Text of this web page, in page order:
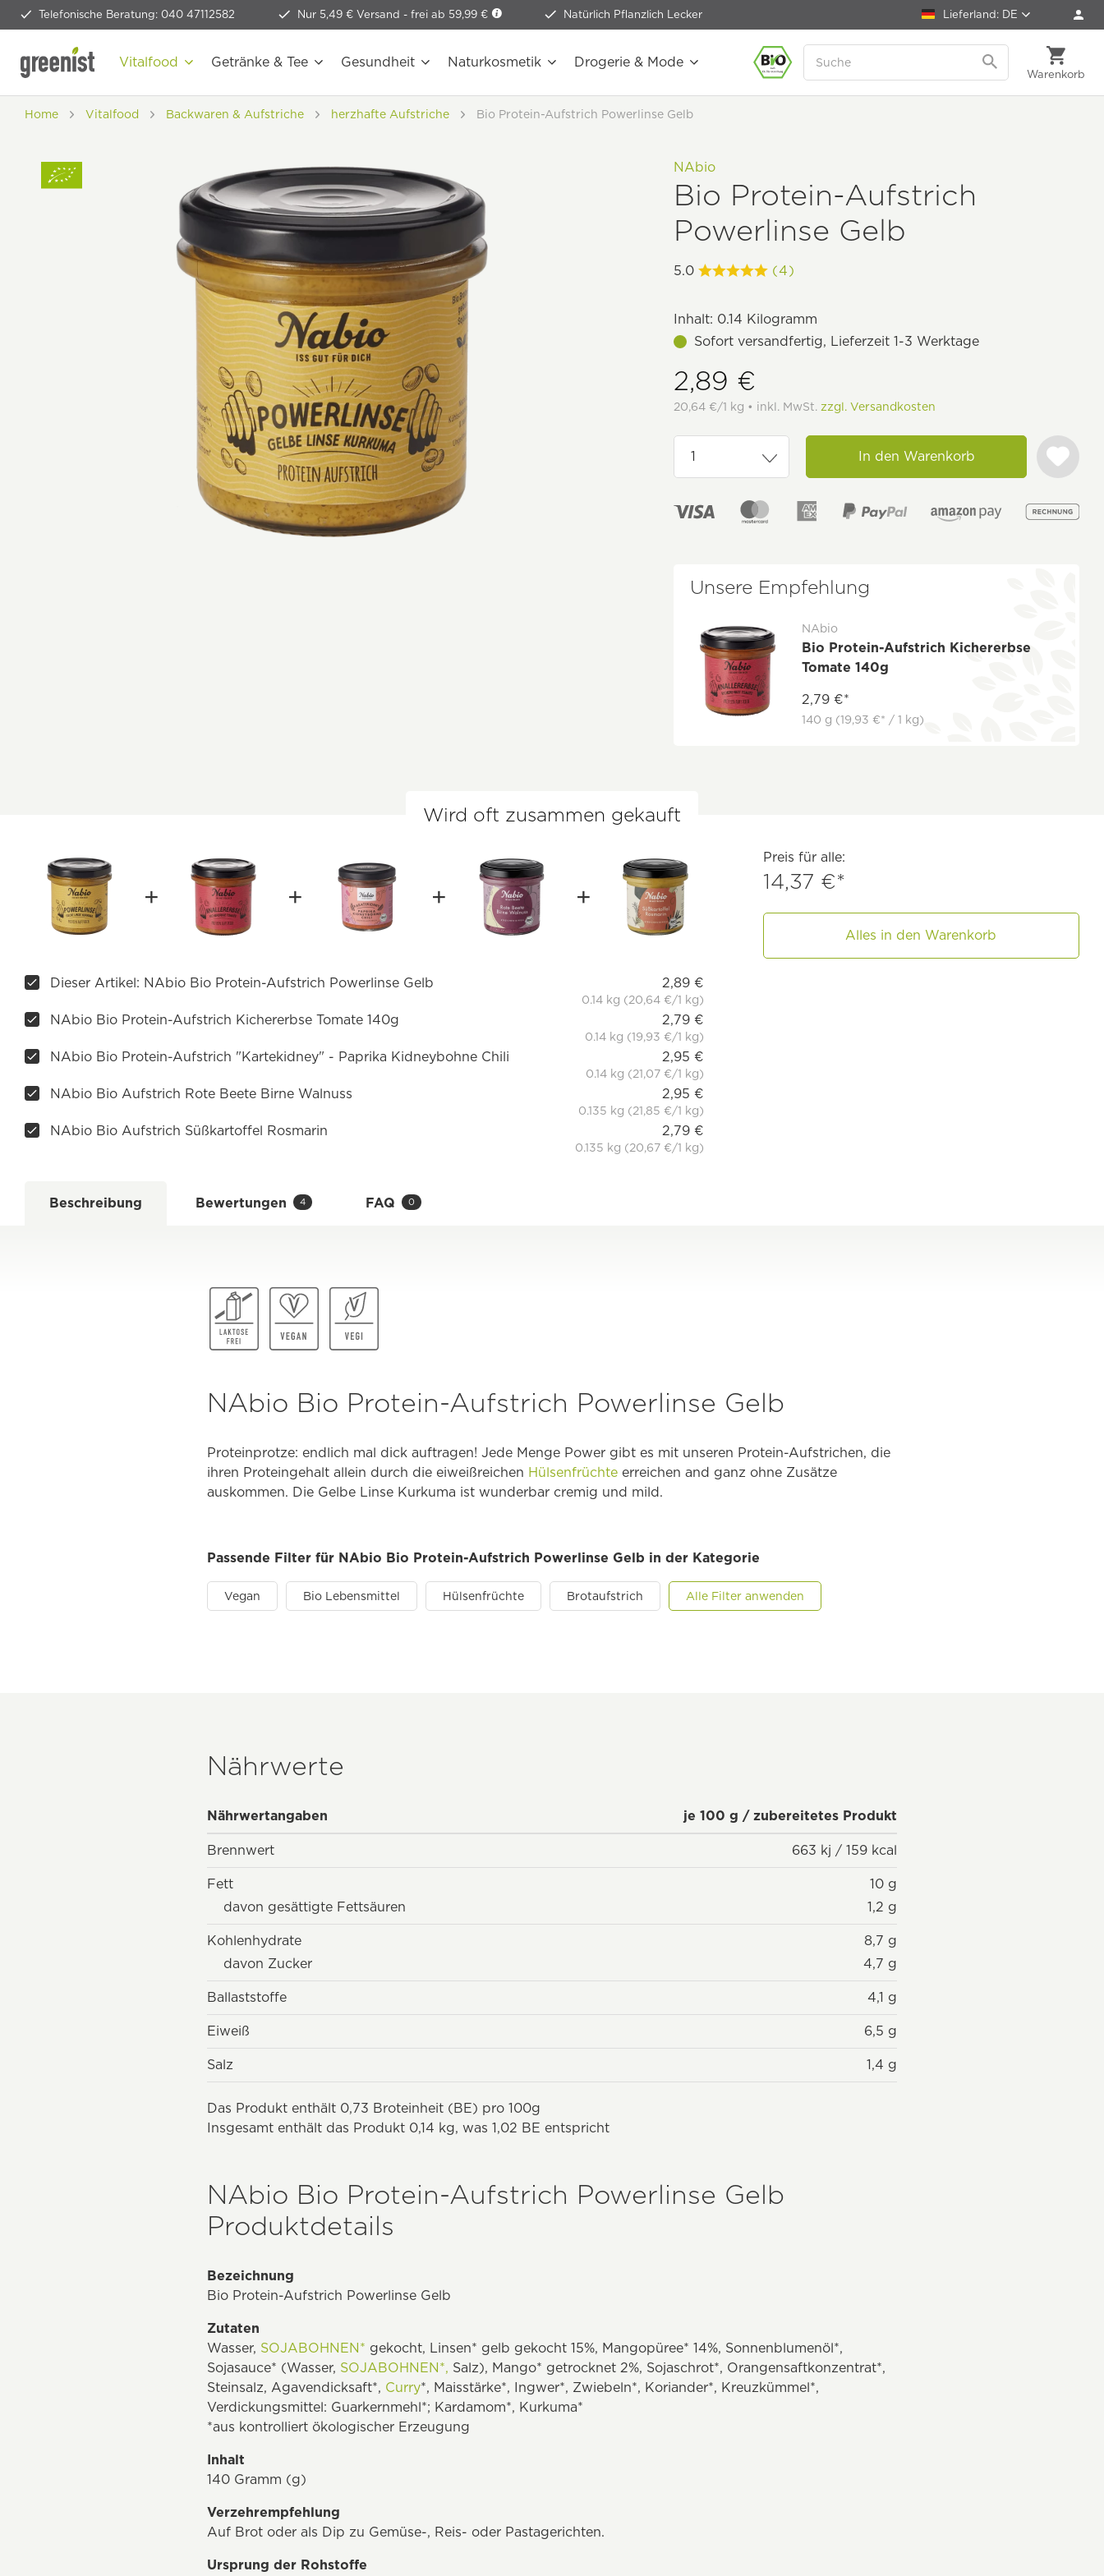
Telefonische Beratung: 040 47112582 Nur 5,49 € Versand - frei ab 59,99 € Natürlich Pflanzlich Lecker Lieferland: DE
Warenkorb
Vitalfood Getränke & Tee Gesundheit Naturkosmetik Drogerie & Mode
Home Vitalfood Backwaren & Aufstriche herzhafte Aufstriche Bio Protein-Aufstrich Powerlinse Gelb
NAbio
Bio Protein-Aufstrich
Powerlinse Gelb
5.0 (4)
Inhalt: 0.14 Kilogramm
Sofort versandfertig, Lieferzeit 1-3 Werktage
2,89 €
20,64 €/1 kg • inkl. MwSt. zzgl. Versandkosten
In den Warenkorb
Unsere Empfehlung
NAbio
Bio Protein-Aufstrich Kichererbse
Tomate 140g
2,79 €*
140 g (19,93 €* / 1 kg)
Wird oft zusammen gekauft
Preis für alle:
14,37 €*
Alles in den Warenkorb
Dieser Artikel: NAbio Bio Protein-Aufstrich Powerlinse Gelb 2,89 €
0.14 kg (20,64 €/1 kg)
NAbio Bio Protein-Aufstrich Kichererbse Tomate 140g 2,79 €
0.14 kg (19,93 €/1 kg)
NAbio Bio Protein-Aufstrich "Kartekidney" - Paprika Kidneybohne Chili 2,95 €
0.14 kg (21,07 €/1 kg)
NAbio Bio Aufstrich Rote Beete Birne Walnuss 2,95 €
0.135 kg (21,85 €/1 kg)
NAbio Bio Aufstrich Süßkartoffel Rosmarin 2,79 €
0.135 kg (20,67 €/1 kg)
Beschreibung Bewertungen 4 FAQ 0
NAbio Bio Protein-Aufstrich Powerlinse Gelb
Proteinprotze: endlich mal dick auftragen! Jede Menge Power gibt es mit unseren Protein-Aufstrichen, die
ihren Proteingehalt allein durch die eiweißreichen Hülsenfrüchte erreichen and ganz ohne Zusätze
auskommen. Die Gelbe Linse Kurkuma ist wunderbar cremig und mild.
Passende Filter für NAbio Bio Protein-Aufstrich Powerlinse Gelb in der Kategorie
Vegan Bio Lebensmittel Hülsenfrüchte Brotaufstrich Alle Filter anwenden
Nährwerte
Nährwertangaben je 100 g / zubereitetes Produkt
Brennwert 663 kj / 159 kcal
Fett
10 g
davon gesättigte Fettsäuren
1,2 g
Kohlenhydrate
8,7 g
davon Zucker
4,7 g
Ballaststoffe 4,1 g
Eiweiß 6,5 g
Salz 1,4 g
Das Produkt enthält 0,73 Broteinheit (BE) pro 100g
Insgesamt enthält das Produkt 0,14 kg, was 1,02 BE entspricht
NAbio Bio Protein-Aufstrich Powerlinse Gelb
Produktdetails
Bezeichnung
Bio Protein-Aufstrich Powerlinse Gelb
Zutaten
Wasser, SOJABOHNEN* gekocht, Linsen* gelb gekocht 15%, Mangopüree* 14%, Sonnenblumenöl*,
Sojasauce* (Wasser, SOJABOHNEN*, Salz), Mango* getrocknet 2%, Sojaschrot*, Orangensaftkonzentrat*,
Steinsalz, Agavendicksaft*, Curry*, Maisstärke*, Ingwer*, Zwiebeln*, Koriander*, Kreuzkümmel*,
Verdickungsmittel: Guarkernmehl*; Kardamom*, Kurkuma*
*aus kontrolliert ökologischer Erzeugung
Inhalt
140 Gramm (g)
Verzehrempfehlung
Auf Brot oder als Dip zu Gemüse-, Reis- oder Pastagerichten.
Ursprung der Rohstoffe